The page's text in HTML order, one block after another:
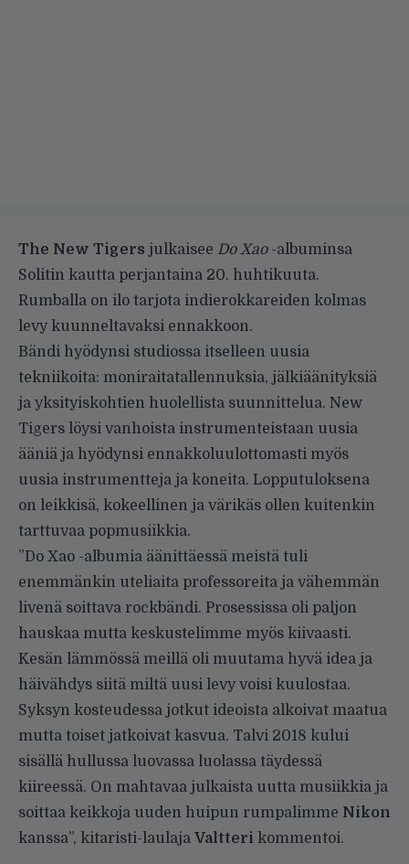
The New Tigers julkaisee Do Xao-albuminsa
Solitin kautta perjantaina 20. huhtikuuta.
Rumballa on ilo tarjota indierokkareiden kolmas
levy kuunneltavaksi ennakkoon.
Bändi hyödynsi studiossa itselleen uusia
tekniikoita: moniraitatallennuksia, jälkiäänityksiä
ja yksityiskohtien huolellista suunnittelua. New
Tigers löysi vanhoista instrumenteistaan uusia
ääniä ja hyödynsi ennakkoluulottomasti myös
uusia instrumentteja ja koneita. Lopputuloksena
on leikkisä, kokeellinen ja värikäs ollen kuitenkin
tarttuvaa popmusiikkia.
”Do Xao -albumia äänittäessä meistä tuli
enemmänkin uteliaita professoreita ja vähemmän
livenä soittava rockbändi. Prosessissa oli paljon
hauskaa mutta keskustelimme myös kiivaasti.
Kesän lämmössä meillä oli muutama hyvä idea ja
häivähdys siitä miltä uusi levy voisi kuulostaa.
Syksyn kosteudessa jotkut ideoista alkoivat maatua
mutta toiset jatkoivat kasvua. Talvi 2018 kului
sisällä hullussa luovassa luolassa täydessä
kiireessä. On mahtavaa julkaista uutta musiikkia ja
soittaa keikkoja uuden huipun rumpalimme Nikon
kanssa”, kitaristi-laulaja Valtteri kommentoi.